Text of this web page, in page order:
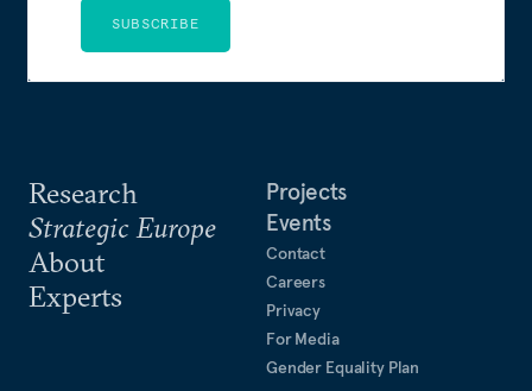
Research
Strategic Europe
About
Experts
Projects
Events
Contact
Careers
Privacy
For Media
Gender Equality Plan
SUBSCRIBE